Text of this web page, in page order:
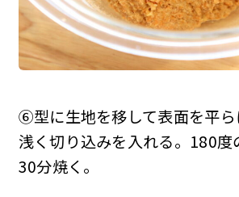
⑥型に生地を移して表面を平
浅く切り込みを入れる。180度
30分焼く。